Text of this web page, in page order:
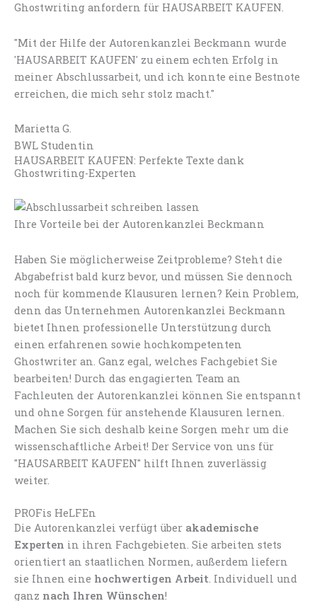
Ghostwriting anfordern für HAUSARBEIT KAUFEN.
"Mit der Hilfe der Autorenkanzlei Beckmann wurde
'HAUSARBEIT KAUFEN' zu einem echten Erfolg in
meiner Abschlussarbeit, und ich konnte eine Bestnote
erreichen, die mich sehr stolz macht."
Marietta G.
BWL Studentin
HAUSARBEIT KAUFEN: Perfekte Texte dank
Ghostwriting-Experten
Ihre Vorteile bei der Autorenkanzlei Beckmann
Haben Sie möglicherweise Zeitprobleme? Steht die
Abgabefrist bald kurz bevor, und müssen Sie dennoch
noch für kommende Klausuren lernen? Kein Problem,
denn das Unternehmen Autorenkanzlei Beckmann
bietet Ihnen professionelle Unterstützung durch
einen erfahrenen sowie hochkompetenten
Ghostwriter an. Ganz egal, welches Fachgebiet Sie
bearbeiten! Durch das engagierten Team an
Fachleuten der Autorenkanzlei können Sie entspannt
und ohne Sorgen für anstehende Klausuren lernen.
Machen Sie sich deshalb keine Sorgen mehr um die
wissenschaftliche Arbeit! Der Service von uns für
"HAUSARBEIT KAUFEN" hilft Ihnen zuverlässig
weiter.
PROFis HeLFEn
Die Autorenkanzlei verfügt über akademische
Experten in ihren Fachgebieten. Sie arbeiten stets
orientiert an staatlichen Normen, außerdem liefern
sie Ihnen eine hochwertigen Arbeit. Individuell und
ganz nach Ihren Wünschen!